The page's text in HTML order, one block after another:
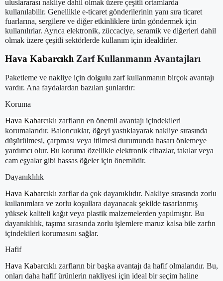
uluslararası nakliye dahil olmak üzere çeşitli ortamlarda
kullanılabilir. Genellikle e-ticaret gönderilerinin yanı sıra ticaret
fuarlarına, sergilere ve diğer etkinliklere ürün göndermek için
kullanılırlar. Ayrıca elektronik, züccaciye, seramik ve diğerleri dahil
olmak üzere çeşitli sektörlerde kullanım için idealdirler.
Hava Kabarcıklı Zarf Kullanmanın Avantajları
Paketleme ve nakliye için dolgulu zarf kullanmanın birçok avantajı
vardır. Ana faydalardan bazıları şunlardır:
Koruma
Hava Kabarcıklı zarfların en önemli avantajı içindekileri
korumalarıdır. Baloncuklar, öğeyi yastıklayarak nakliye sırasında
düşürülmesi, çarpması veya itilmesi durumunda hasarı önlemeye
yardımcı olur. Bu koruma özellikle elektronik cihazlar, takılar veya
cam eşyalar gibi hassas öğeler için önemlidir.
Dayanıklılık
Hava Kabarcıklı zarflar da çok dayanıklıdır. Nakliye sırasında zorlu
kullanımlara ve zorlu koşullara dayanacak şekilde tasarlanmış
yüksek kaliteli kağıt veya plastik malzemelerden yapılmıştır. Bu
dayanıklılık, taşıma sırasında zorlu işlemlere maruz kalsa bile zarfın
içindekileri korumasını sağlar.
Hafif
Hava Kabarcıklı zarfların bir başka avantajı da hafif olmalarıdır. Bu,
onları daha hafif ürünlerin nakliyesi için ideal bir seçim haline